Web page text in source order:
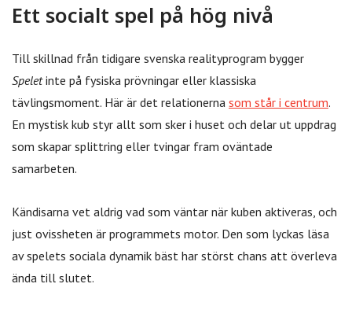
Ett socialt spel på hög nivå
Till skillnad från tidigare svenska realityprogram bygger
Speletinte på fysiska prövningar eller klassiska
tävlingsmoment. Här är det relationerna som står i centrum.
En mystisk kub styr allt som sker i huset och delar ut uppdrag
som skapar splittring eller tvingar fram oväntade
samarbeten.
Kändisarna vet aldrig vad som väntar när kuben aktiveras, och
just ovissheten är programmets motor. Den som lyckas läsa
av spelets sociala dynamik bäst har störst chans att överleva
ända till slutet.